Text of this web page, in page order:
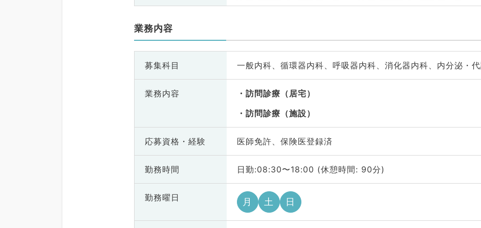
業務内容
募集科目 一般内科、循環器内科、呼吸器内科、消化器内科、内分泌・
業務内容
訪問診療（居宅）
訪問診療（施設）
応募資格・ 経験 医師免許、保険医登録済
勤務時間 日勤:08:30〜18:00 (休憩時間: 90分)
勤務曜日 月 土 日